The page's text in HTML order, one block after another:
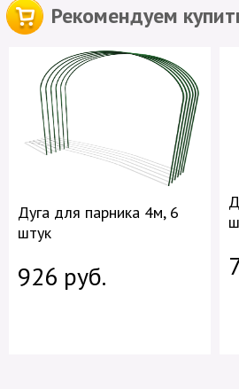
Рекомендуем
Дуга для парника 4м, 6
штук
926 руб.